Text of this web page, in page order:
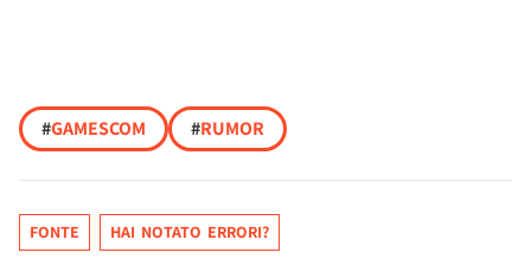
#GAMESCOM #RUMOR
FONTE HAI NOTATO ERRORI?